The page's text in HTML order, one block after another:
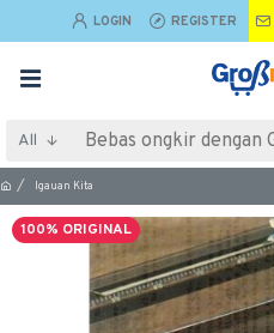
LOGIN REGISTER
All
Igauan Kita
100% ORIGINAL